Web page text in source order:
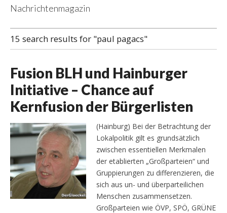
Nachrichtenmagazin
15 search results for "paul pagacs"
Fusion BLH und Hainburger
Initiative – Chance auf
Kernfusion der Bürgerlisten
(Hainburg) Bei der Betrachtung der
Lokalpolitik gilt es grundsätzlich
zwischen essentiellen Merkmalen
der etablierten „Großparteien“ und
Gruppierungen zu differenzieren, die
sich aus un- und überparteilichen
Menschen zusammensetzen.
Großparteien wie ÖVP, SPÖ, GRÜNE